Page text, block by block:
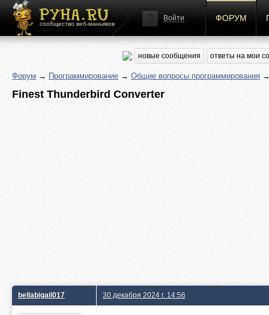
сообщество веб-маньяков
Войти ФОРУМ
новые сообщения ответы на мои
Форум → Программирование → Общие вопросы программирования
Finest Thunderbird Converter
bellabigail017 30 декабря 2024 г. 14:56